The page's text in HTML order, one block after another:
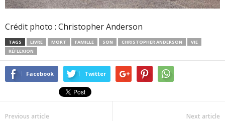
Crédit photo : Christopher Anderson
TAGS LIVRE MORT FAMILLE SON CHRISTOPHER ANDERSON
VIE
RÉFLEXION
Facebook Twitter
Previous article Next article